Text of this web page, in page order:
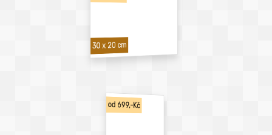
30 x 20 cm
od 699,-Kč